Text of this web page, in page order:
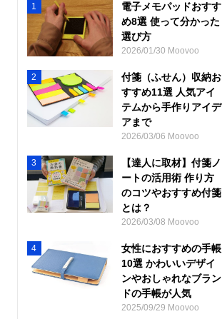
1
電子メモパッドおすす
め8選 使って分かった
選び方
2026/01/30 Moovoo
2
付箋（ふせん）収納お
すすめ11選 人気アイ
テムから手作りアイデ
アまで
2026/03/06 Moovoo
3
【達人に取材】付箋ノ
ートの活用術 作り方
のコツやおすすめ付箋
とは？
2026/03/08 Moovoo
4
女性におすすめの手帳
10選 かわいいデザイ
ンやおしゃれなブラン
ドの手帳が人気
2025/09/29 Moovoo